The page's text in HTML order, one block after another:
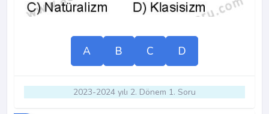
A B C D
2023-2024 yılı 2. Dönem 1. Soru